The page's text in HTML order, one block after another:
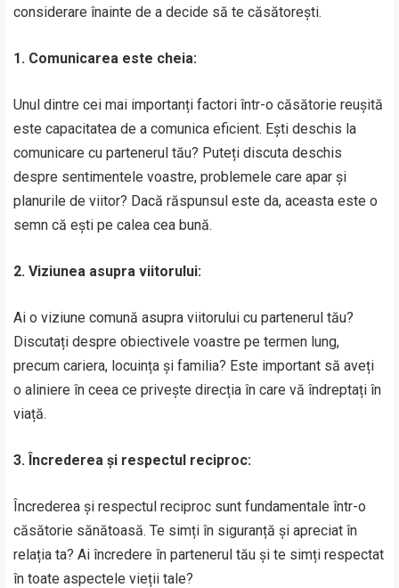
considerare înainte de a decide să te căsătorești.
1. Comunicarea este cheia:
Unul dintre cei mai importanți factori într-o căsătorie reușită
este capacitatea de a comunica eficient. Ești deschis la
comunicare cu partenerul tău? Puteți discuta deschis
despre sentimentele voastre, problemele care apar și
planurile de viitor? Dacă răspunsul este da, aceasta este o
semn că ești pe calea cea bună.
2. Viziunea asupra viitorului:
Ai o viziune comună asupra viitorului cu partenerul tău?
Discutați despre obiectivele voastre pe termen lung,
precum cariera, locuința și familia? Este important să aveți
o aliniere în ceea ce privește direcția în care vă îndreptați în
viață.
3. Încrederea și respectul reciproc:
Încrederea și respectul reciproc sunt fundamentale într-o
căsătorie sănătoasă. Te simți în siguranță și apreciat în
relația ta? Ai încredere în partenerul tău și te simți respectat
în toate aspectele vieții tale?